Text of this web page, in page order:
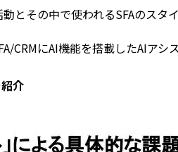
とその中で使われるSFAのスタ
CRMにAI機能を搭載したAIア
介